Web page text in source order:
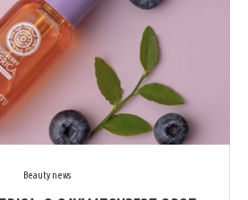
Beauty news